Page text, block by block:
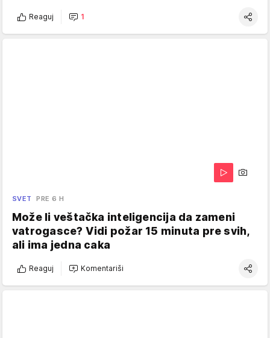
Reaguj 1
SVET PRE 6 H
Može li veštačka inteligencija da zameni
vatrogasce? Vidi požar 15 minuta pre svih,
ali ima jedna caka
Reaguj Komentariši